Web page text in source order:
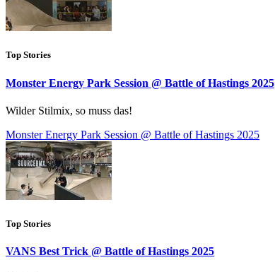
Top Stories
Monster Energy Park Session @ Battle of Hastings 2025
Wilder Stilmix, so muss das!
Monster Energy Park Session @ Battle of Hastings 2025
Top Stories
VANS Best Trick @ Battle of Hastings 2025